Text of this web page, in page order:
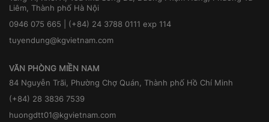
Liêm, Thành phố Hà Nội
0946 075 665 | (+84) 24 3788 0111 exp 114
tuyendung@kgvietnam.com
VĂN PHÒNG MIỀN NAM
84 Nguyễn Trãi, Phường Chợ Quán, Thành phố Hồ Chí Minh
(+84) 28 3836 7539
huongdtt01@kgvietnam.com